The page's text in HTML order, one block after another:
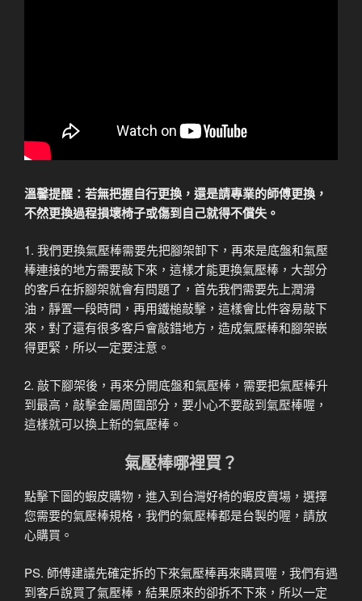
溫馨提醒：若無把握自行更換，還是請專業的師傅更換，
不然更換過程損壞椅子或傷到自己就得不償失。
1. 我們更換氣壓棒需要先把腳架卸下，再來是底盤和氣壓
棒連接的地方需要敲下來，這樣才能更換氣壓棒，大部分
的客戶在拆腳架就會有問題了，首先我們需要先上潤滑
油，靜置一段時間，再用鐵槌敲擊，這樣會比件容易敲下
來，對了還有很多客戶會敲錯地方，造成氣壓棒和腳架嵌
得更緊，所以一定要注意。
2. 敲下腳架後，再來分開底盤和氣壓棒，需要把氣壓棒升
到最高，敲擊金屬周圍部分，要小心不要敲到氣壓棒喔，
這樣就可以換上新的氣壓棒。
氣壓棒哪裡買？
點擊下圖的蝦皮購物，進入到台灣好椅的蝦皮賣場，選擇
您需要的氣壓棒規格，我們的氣壓棒都是台製的喔，請放
心購買。
PS. 師傅建議先確定拆的下來氣壓棒再來購買喔，我們有遇
到客戶說買了氣壓棒，結果原來的卻拆不下來，所以一定